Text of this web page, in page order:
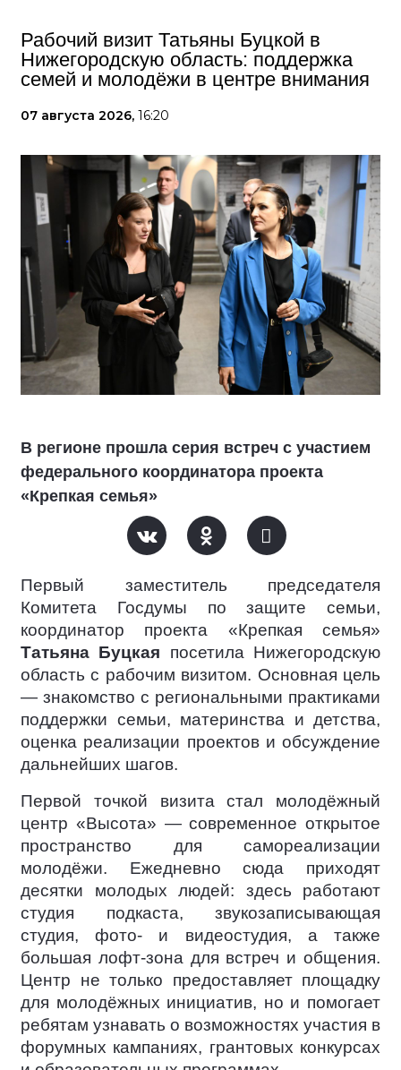
Рабочий визит Татьяны Буцкой в
Нижегородскую область: поддержка
семей и молодёжи в центре внимания
07 августа 2026, 16:20
В регионе прошла серия встреч с участием
федерального координатора проекта
«Крепкая семья»
Первый заместитель председателя
Комитета Госдумы по защите семьи,
координатор проекта «Крепкая семья»
Татьяна Буцкая посетила Нижегородскую
область с рабочим визитом. Основная цель
— знакомство с региональными практиками
поддержки семьи, материнства и детства,
оценка реализации проектов и обсуждение
дальнейших шагов.
Первой точкой визита стал молодёжный
центр «Высота» — современное открытое
пространство для самореализации
молодёжи. Ежедневно сюда приходят
десятки молодых людей: здесь работают
студия подкаста, звукозаписывающая
студия, фото- и видеостудия, а также
большая лофт-зона для встреч и общения.
Центр не только предоставляет площадку
для молодёжных инициатив, но и помогает
ребятам узнавать о возможностях участия в
форумных кампаниях, грантовых конкурсах